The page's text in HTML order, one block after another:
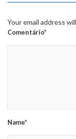
Your email address
Comentário*
Name*